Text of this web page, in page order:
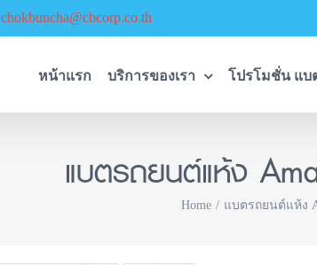
chokbuncha@cbcorp.co.th
หน้าแรก บริการของเรา โปรโมชั่น แบ
แบตรถยนต์แห้ง
Home แบตรถยนต์แห้ง